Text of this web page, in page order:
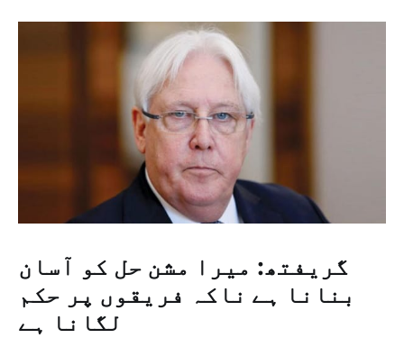
گریفتھ: میرا مشن حل کو آسان
بنانا ہے ناکہ فریقوں پر حکم
لگانا ہے